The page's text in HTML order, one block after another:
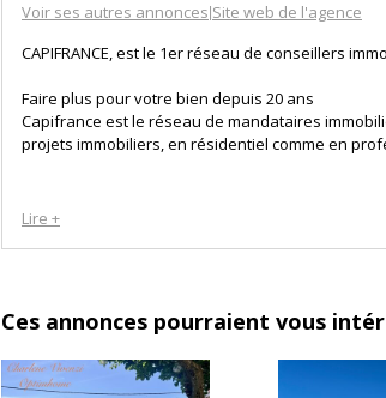
Voir ses autres annonces Site web de l'agence
CAPIFRANCE, est le 1er réseau de conseillers
Faire plus pour votre bien depuis 20 ans
Capifrance est le réseau de mandataires
projets immobiliers, en résidentiel comme en
La volonté de Capifrance est d'accompagner
Lire +
Ces annonces pourraient vous